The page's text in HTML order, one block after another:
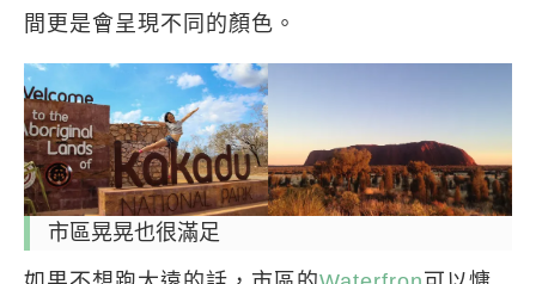
間更是會呈現不同的顏色。
市區晃晃也很滿足